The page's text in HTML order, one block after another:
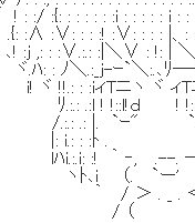
: :/ :{: : : : : : :i : : : : : i :
:∧ :∨: : : :! :∨: : : : |、:
､! :j ,: : :∨.:.: :|＼∨ : !: |
: : ﾉ＼.:_j-ｰ`＼:.､ﾘ─‐`ｰ
!!.: : :iィTニヽ ヾ ィTニ
.:l ! !::l!ｄ ! !::l!l!ｄ
.: |. `ｰ" `ー" '
i.: : :ﾄ . . １
:! ｀ ‐, .--. ─
ﾄ､i （. `ー' ノ
/ ＞ . _ . ＜
（ i.